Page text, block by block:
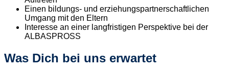
Einen bildungs- und erziehungspartnerschaftlichen
Umgang mit den Eltern
Interesse an einer langfristigen Perspektive bei der
ALBASPROSS
Was Dich bei uns erwartet